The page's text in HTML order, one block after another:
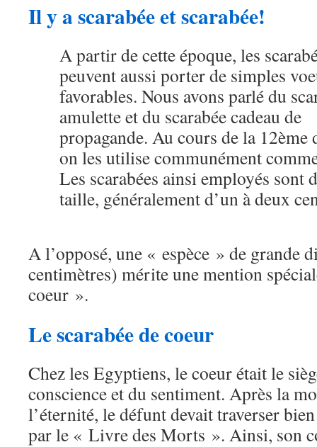
Il y a scarabée et scarabée!
A partir de cette époque, les
peuvent aussi porter de simples
favorables. Nous avons parlé du
amulette et du scarabée cadeau de
propagande. Au cours de la 12ème
on les utilise communément
Les scarabées ainsi employés sont
taille, généralement d’un à deux
A l’opposé, une « espèce » de grande
centimètres) mérite une mention
coeur ».
Le scarabée de coeur
Chez les Egyptiens, le coeur était le
conscience et du sentiment. Après la
l’éternité, le défunt devait traverser
par le « Livre des Morts ». Ainsi, son